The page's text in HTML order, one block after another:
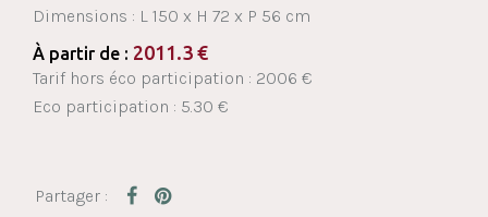
Dimensions : L 150 x H 72 x P 56 cm
À partir de : 2011.3 €
Tarif hors éco participation : 2006 €
Eco participation : 5.30 €